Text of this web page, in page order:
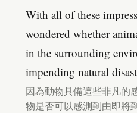
With all of these
wondered whether
in the surrounding
impending natural
因為動物具備這些非凡的
物是否可以感測到由即將